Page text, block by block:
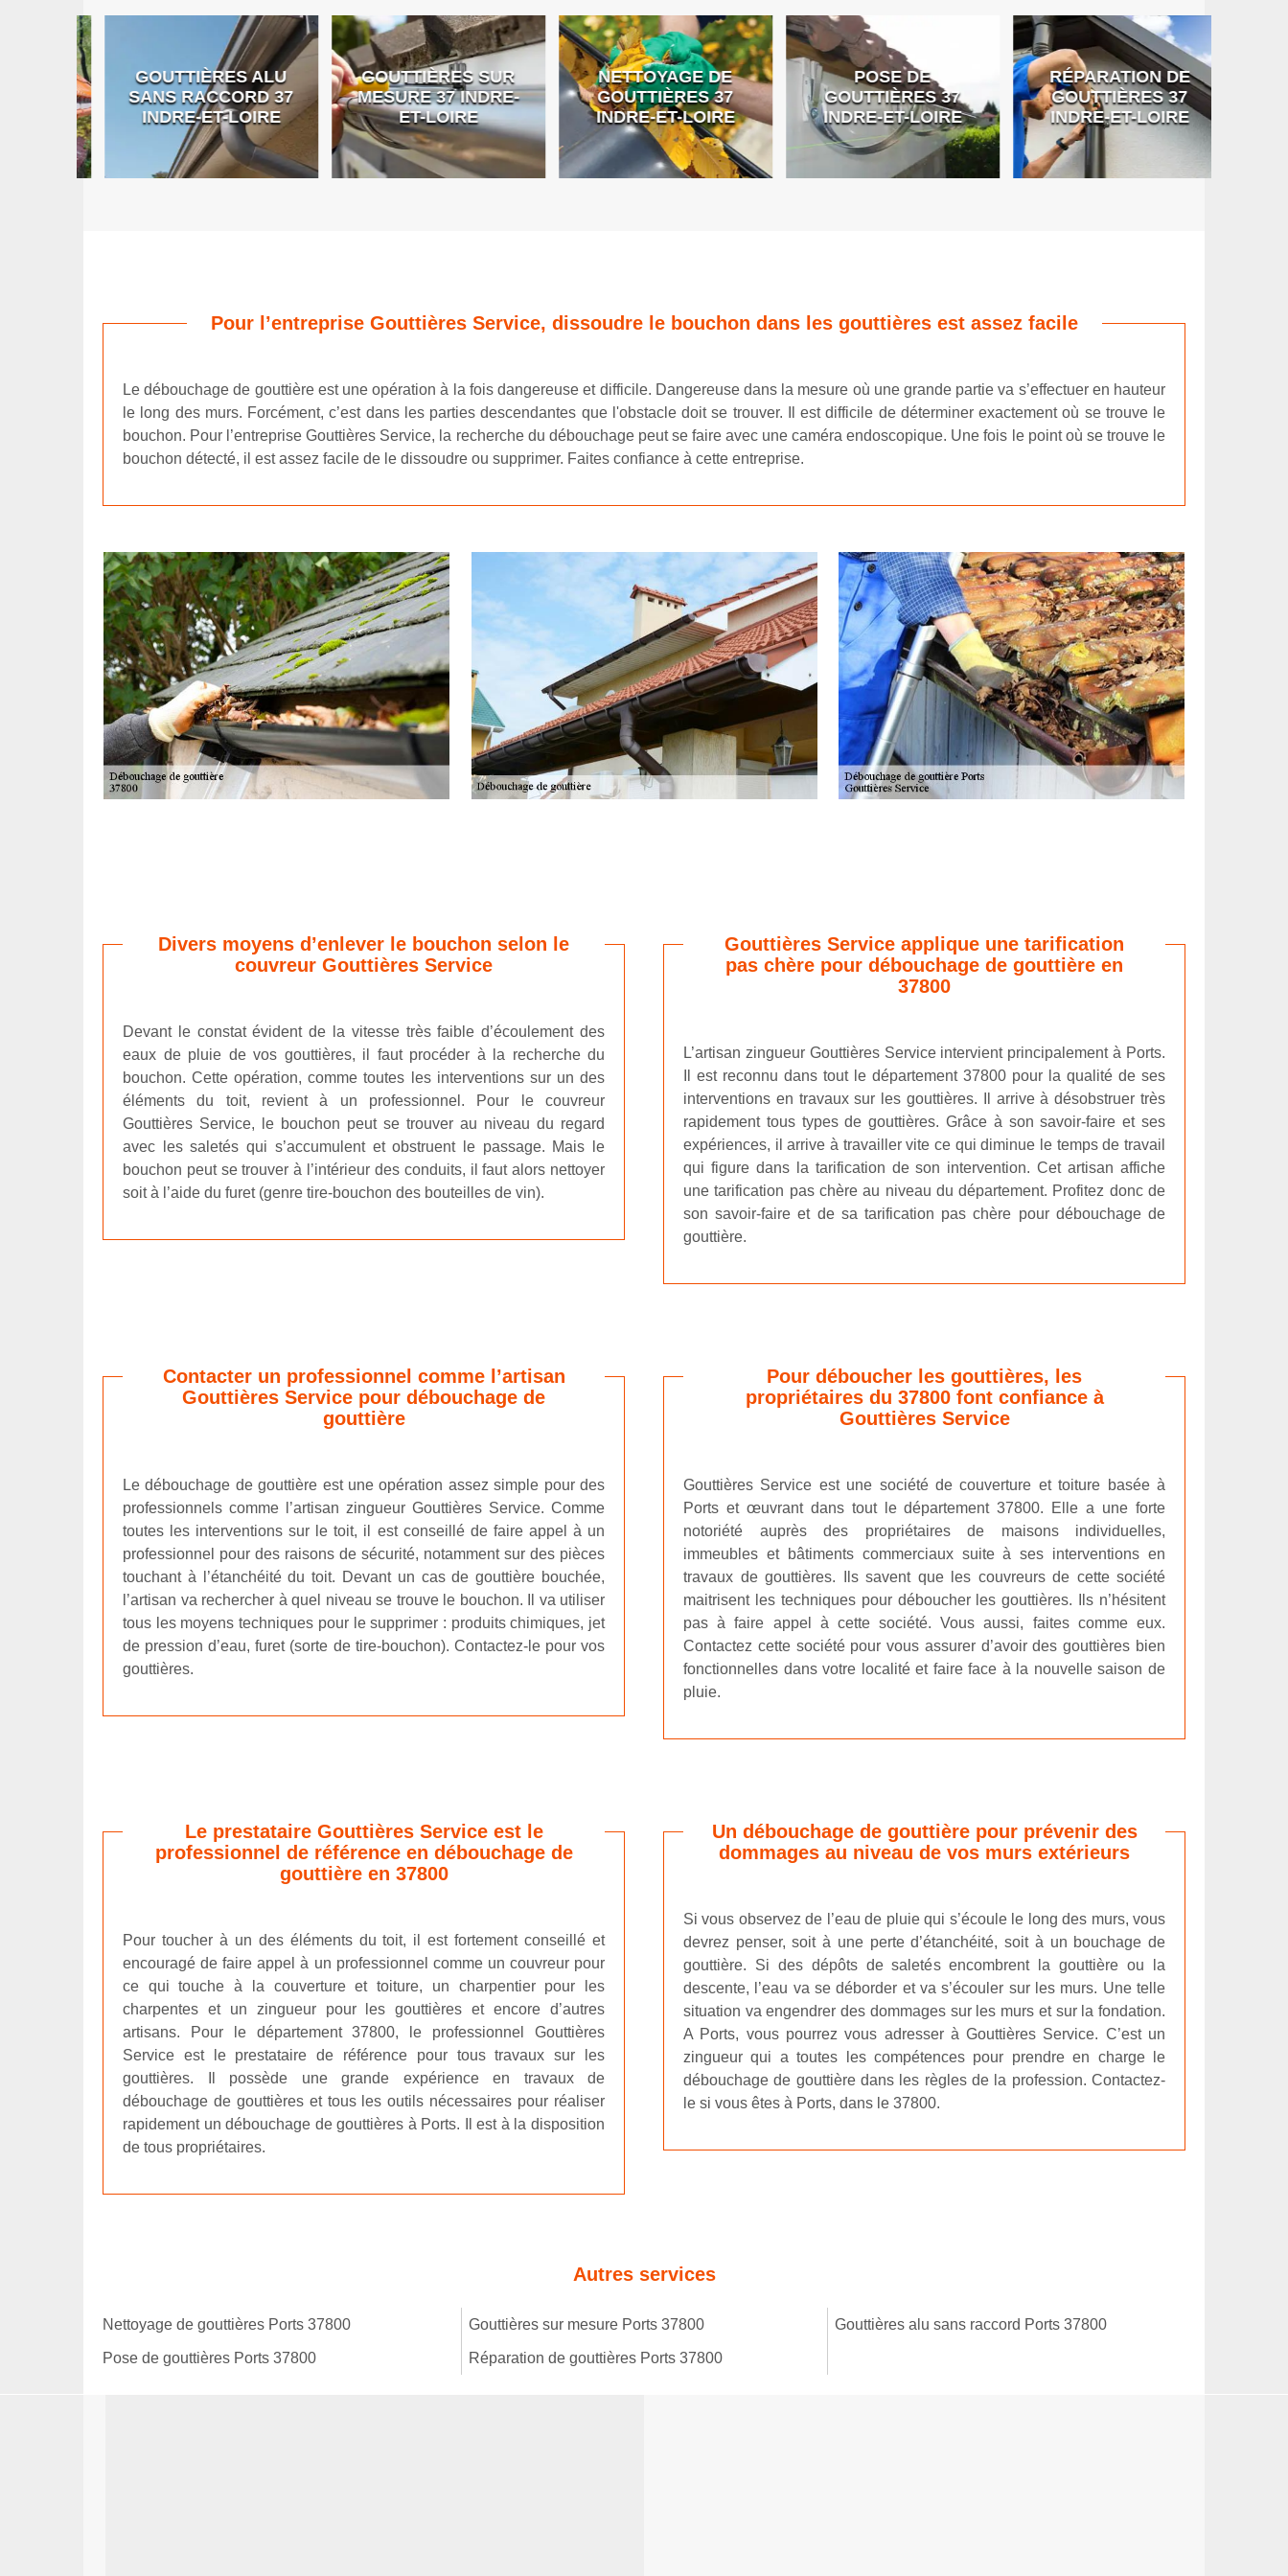
GOUTTIÈRES ALU
SANS RACCORD 37
INDRE-ET-LOIRE
GOUTTIÈRES SUR
MESURE 37 INDRE-
ET-LOIRE
NETTOYAGE DE
GOUTTIÈRES 37
INDRE-ET-LOIRE
POSE DE
GOUTTIÈRES 37
INDRE-ET-LOIRE
RÉPARATION DE
GOUTTIÈRES 37
INDRE-ET-LOIRE
Pour l’entreprise Gouttières Service, dissoudre le bouchon dans les gouttières est assez facile
Le débouchage de gouttière est une opération à la fois dangereuse et difficile. Dangereuse dans la mesure où une grande partie va s’effectuer en hauteur
le long des murs. Forcément, c’est dans les parties descendantes que l'obstacle doit se trouver. Il est difficile de déterminer exactement où se trouve le
bouchon. Pour l’entreprise Gouttières Service, la recherche du débouchage peut se faire avec une caméra endoscopique. Une fois le point où se trouve le
bouchon détecté, il est assez facile de le dissoudre ou supprimer. Faites confiance à cette entreprise.
Divers moyens d’enlever le bouchon selon le
couvreur Gouttières Service
Devant le constat évident de la vitesse très faible d’écoulement des
eaux de pluie de vos gouttières, il faut procéder à la recherche du
bouchon. Cette opération, comme toutes les interventions sur un des
éléments du toit, revient à un professionnel. Pour le couvreur
Gouttières Service, le bouchon peut se trouver au niveau du regard
avec les saletés qui s’accumulent et obstruent le passage. Mais le
bouchon peut se trouver à l’intérieur des conduits, il faut alors nettoyer
soit à l’aide du furet (genre tire-bouchon des bouteilles de vin).
Gouttières Service applique une tarification
pas chère pour débouchage de gouttière en
37800
L’artisan zingueur Gouttières Service intervient principalement à Ports.
Il est reconnu dans tout le département 37800 pour la qualité de ses
interventions en travaux sur les gouttières. Il arrive à désobstruer très
rapidement tous types de gouttières. Grâce à son savoir-faire et ses
expériences, il arrive à travailler vite ce qui diminue le temps de travail
qui figure dans la tarification de son intervention. Cet artisan affiche
une tarification pas chère au niveau du département. Profitez donc de
son savoir-faire et de sa tarification pas chère pour débouchage de
gouttière.
Contacter un professionnel comme l’artisan
Gouttières Service pour débouchage de
gouttière
Le débouchage de gouttière est une opération assez simple pour des
professionnels comme l’artisan zingueur Gouttières Service. Comme
toutes les interventions sur le toit, il est conseillé de faire appel à un
professionnel pour des raisons de sécurité, notamment sur des pièces
touchant à l’étanchéité du toit. Devant un cas de gouttière bouchée,
l’artisan va rechercher à quel niveau se trouve le bouchon. Il va utiliser
tous les moyens techniques pour le supprimer : produits chimiques, jet
de pression d’eau, furet (sorte de tire-bouchon). Contactez-le pour vos
gouttières.
Pour déboucher les gouttières, les
propriétaires du 37800 font confiance à
Gouttières Service
Gouttières Service est une société de couverture et toiture basée à
Ports et œuvrant dans tout le département 37800. Elle a une forte
notoriété auprès des propriétaires de maisons individuelles,
immeubles et bâtiments commerciaux suite à ses interventions en
travaux de gouttières. Ils savent que les couvreurs de cette société
maitrisent les techniques pour déboucher les gouttières. Ils n’hésitent
pas à faire appel à cette société. Vous aussi, faites comme eux.
Contactez cette société pour vous assurer d’avoir des gouttières bien
fonctionnelles dans votre localité et faire face à la nouvelle saison de
pluie.
Le prestataire Gouttières Service est le
professionnel de référence en débouchage de
gouttière en 37800
Pour toucher à un des éléments du toit, il est fortement conseillé et
encouragé de faire appel à un professionnel comme un couvreur pour
ce qui touche à la couverture et toiture, un charpentier pour les
charpentes et un zingueur pour les gouttières et encore d’autres
artisans. Pour le département 37800, le professionnel Gouttières
Service est le prestataire de référence pour tous travaux sur les
gouttières. Il possède une grande expérience en travaux de
débouchage de gouttières et tous les outils nécessaires pour réaliser
rapidement un débouchage de gouttières à Ports. Il est à la disposition
de tous propriétaires.
Un débouchage de gouttière pour prévenir des
dommages au niveau de vos murs extérieurs
Si vous observez de l’eau de pluie qui s’écoule le long des murs, vous
devrez penser, soit à une perte d’étanchéité, soit à un bouchage de
gouttière. Si des dépôts de saletés encombrent la gouttière ou la
descente, l’eau va se déborder et va s’écouler sur les murs. Une telle
situation va engendrer des dommages sur les murs et sur la fondation.
A Ports, vous pourrez vous adresser à Gouttières Service. C’est un
zingueur qui a toutes les compétences pour prendre en charge le
débouchage de gouttière dans les règles de la profession. Contactez-
le si vous êtes à Ports, dans le 37800.
Autres services
Nettoyage de gouttières Ports 37800
Pose de gouttières Ports 37800
Gouttières sur mesure Ports 37800
Réparation de gouttières Ports 37800
Gouttières alu sans raccord Ports 37800